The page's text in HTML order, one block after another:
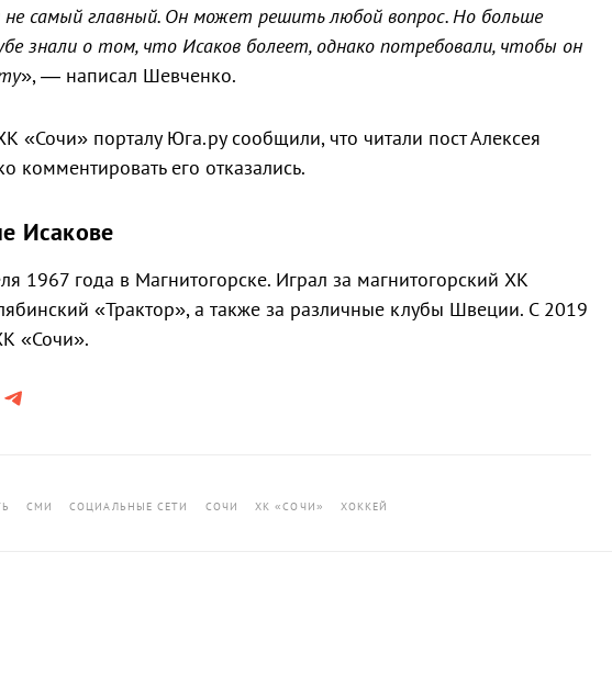
самый главный. Он может решить любой вопрос. Но больше
знали о том, что Исаков болеет, однако потребовали, чтобы он
», — написал Шевченко.
«Сочи» порталу Юга.ру сообщили, что читали пост Алексея
комментировать его отказались.
Исакове
1967 года в Магнитогорске. Играл за магнитогорский ХК
«Трактор», а также за различные клубы Швеции. С 2019
«Сочи».
СМИ СОЦИАЛЬНЫЕ СЕТИ СОЧИ ХК «СОЧИ» ХОККЕЙ